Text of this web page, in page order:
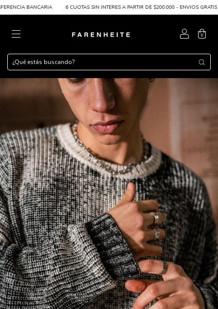
BANCARIA 6 CUOTAS SIN INTERES A PARTIR DE $200.000 - ENVIOS GRATIS A
0